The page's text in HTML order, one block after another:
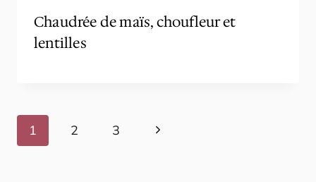
Chaudrée de maïs, choufleur et
lentilles
Navigation
1 2 3
Page